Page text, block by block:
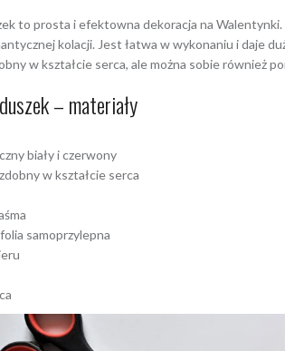
to prosta i efektowna dekoracja na Walentynki.
kolacji. Jest łatwa w wykonaniu i daje
w kształcie serca, ale można sobie również
– materiały
biały i czerwony
w kształcie serca
samoprzylepna